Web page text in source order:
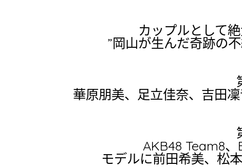
カップルとして
”岡山が生んだ奇跡の
華原朋美、足立佳奈、吉田
AKB48 Team8、
モデルに前田希美、松